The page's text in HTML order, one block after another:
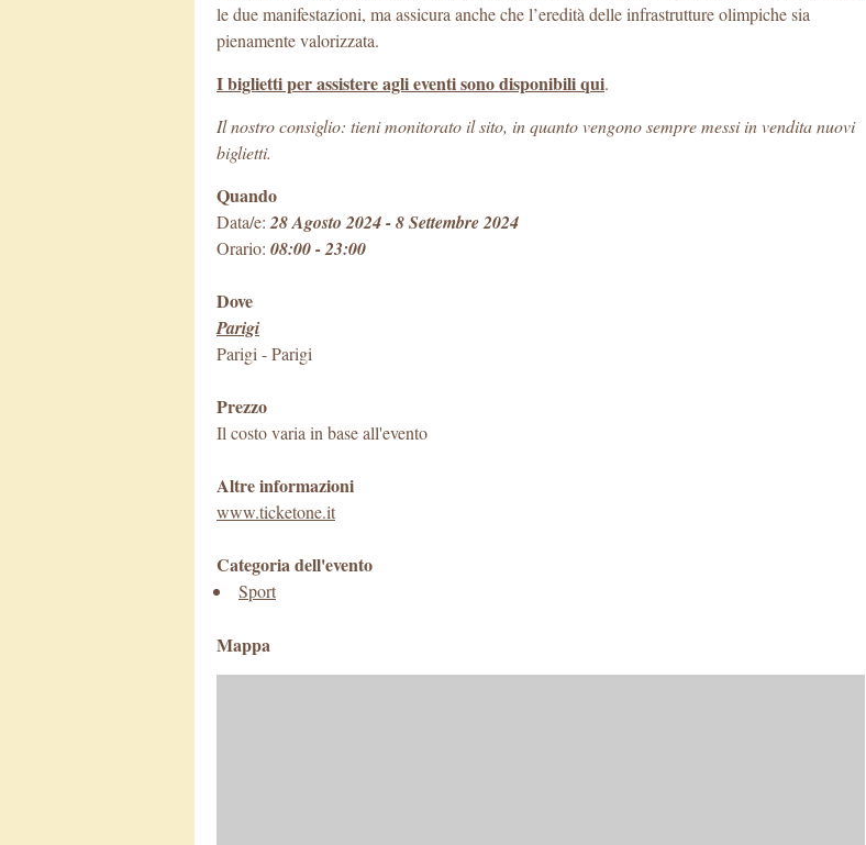
le due manifestazioni, ma assicura anche che l’eredità delle infrastrutture olimpiche sia
pienamente valorizzata.
I biglietti per assistere agli eventi sono disponibili qui.
Il nostro consiglio: tieni monitorato il sito, in quanto vengono sempre messi in vendita nuovi
biglietti.
Quando
Data/e: 28 Agosto 2024 - 8 Settembre 2024
Orario: 08:00 - 23:00
Dove
Parigi
Parigi -Parigi
Prezzo
Il costo varia in base all'evento
Altre informazioni
www.ticketone.it
Categoria dell'evento
Sport
Mappa